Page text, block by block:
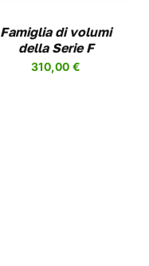
Famiglia di volumi
della Serie F
310,00 €